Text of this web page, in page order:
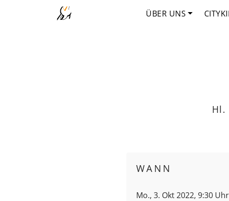
ÜBER UNS
WANN
Mo., 3. Okt 2022, 9:30 Uhr